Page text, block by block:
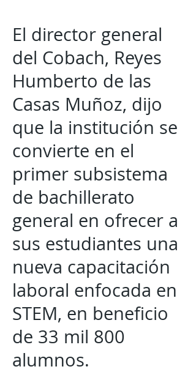
El director general
del Cobach, Reyes
Humberto de las
Casas Muñoz, dijo
que la institución se
convierte en el
primer subsistema
de bachillerato
general en ofrecer a
sus estudiantes una
nueva capacitación
laboral enfocada en
STEM, en beneficio
de 33 mil 800
alumnos.